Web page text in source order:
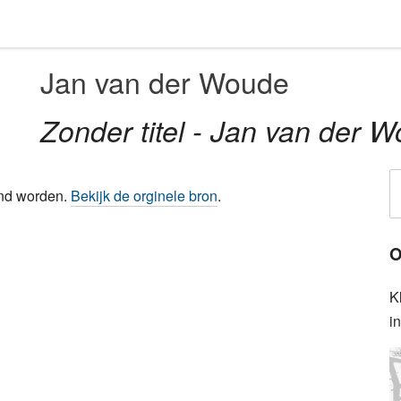
Jan van der Woude
Zonder titel - Jan van der
worden. Bekijk de orginele bron.